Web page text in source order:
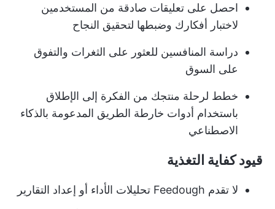
احصل على تعليقات صادقة من المستخدمين
لاختبار أفكارك وضبطها لتحقيق النجاح
دراسة المنافسين للعثور على الثغرات والتفوق
على السوق
خطط لرحلة منتجك من الفكرة إلى الإطلاق
باستخدام أدوات خارطة الطريق المدعومة بالذكاء
الاصطناعي
قيود كفاية التغذية
لا تقدم Feedough تحليلات الأداء أو إعداد التقارير